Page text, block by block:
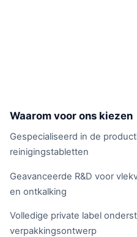
Waarom voor ons kiezen
Gespecialiseerd in de
reinigingstabletten
Geavanceerde R&D voor
en ontkalking
Volledige private label
verpakkingsontwerp